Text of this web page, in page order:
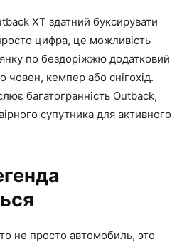
XT здатний буксирувати
цифра, це можливість
по бездоріжжю додатковий
човен, кемпер або снігохід.
багатогранність Outback,
супутника для активного
не просто автомобиль, это